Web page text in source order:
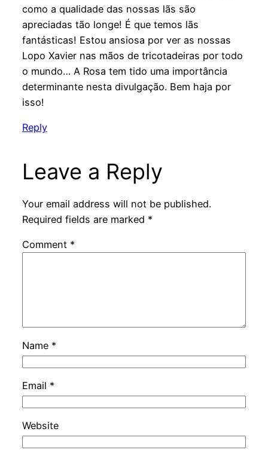
como a qualidade das nossas lãs são
apreciadas tão longe! É que temos lãs
fantásticas! Estou ansiosa por ver as nossas
Lopo Xavier nas mãos de tricotadeiras por todo
o mundo… A Rosa tem tido uma importância
determinante nesta divulgação. Bem haja por
isso!
Reply
Leave a Reply
Your email address will not be published.
Required fields are marked *
Comment *
Name *
Email *
Website